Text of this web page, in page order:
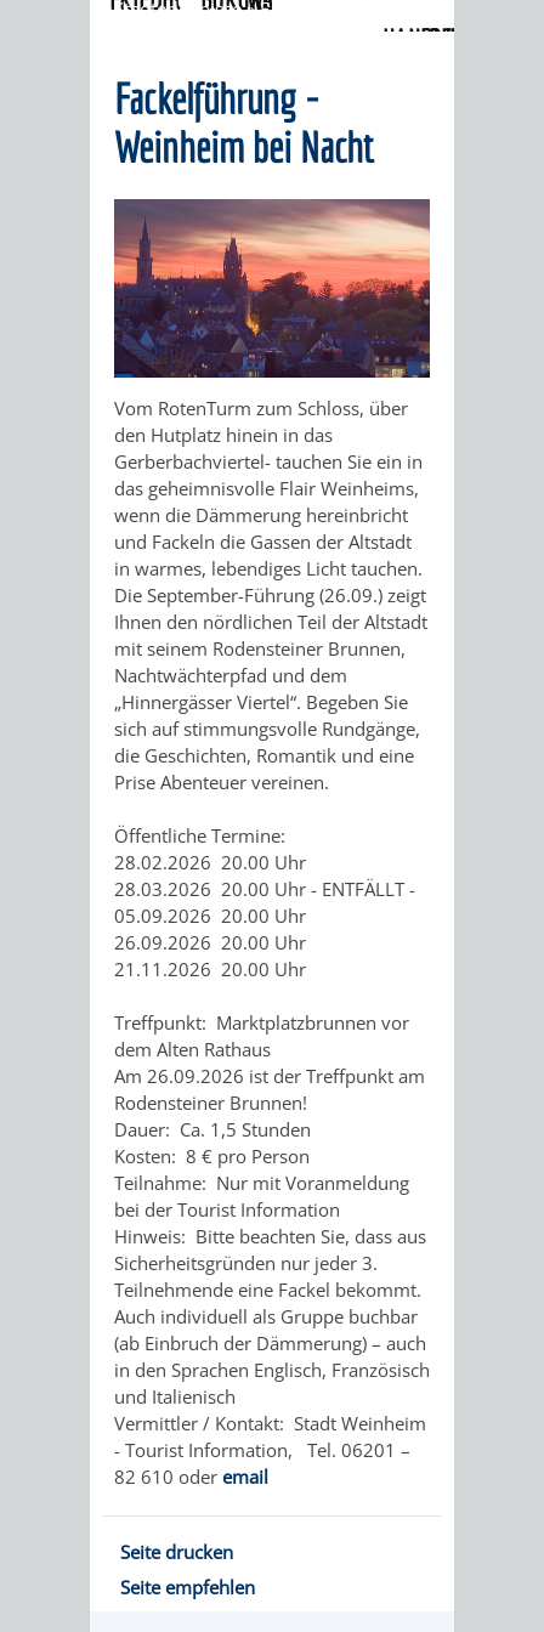
MUSEUM
IM
MUSEUM
INGRID-
NOLL-
WEG
MUNDART-
WEG
ZEIGMAL
- DIE
APP
STADTTEILE
AUSFLUGSZIELE
KLEINSTADTPERLEN
HITS
FÜR
KIDS
SECHS-
MÜHLEN-
TAL
BLOGGER
TOUR
WEG
HANDWERK
DES
AM
BRUNNEN
GELAUSCHT
LISTIG,
LUSTIG,
SKANDALÖS
MEIN
WEINHEIM
KURPFALZ
ÄRA
DREI
IN
EINER
Stadterlebnisse»Fackelführung
Fackelführung -
Weinheim bei Nacht
Vom RotenTurm zum Schloss, über
den Hutplatz hinein in das
Gerberbachviertel- tauchen Sie ein in
das geheimnisvolle Flair Weinheims,
wenn die Dämmerung hereinbricht
und Fackeln die Gassen der Altstadt
in warmes, lebendiges Licht tauchen.
Die September-Führung (26.09.) zeigt
Ihnen den nördlichen Teil der Altstadt
mit seinem Rodensteiner Brunnen,
Nachtwächterpfad und dem
„Hinnergässer Viertel“. Begeben Sie
sich auf stimmungsvolle Rundgänge,
die Geschichten, Romantik und eine
Prise Abenteuer vereinen.
Öffentliche Termine:
28.02.2026 20.00 Uhr
28.03.2026 20.00 Uhr - ENTFÄLLT -
05.09.2026 20.00 Uhr
26.09.2026 20.00 Uhr
21.11.2026 20.00 Uhr
Treffpunkt: Marktplatzbrunnen vor
dem Alten Rathaus
Am 26.09.2026 ist der Treffpunkt am
Rodensteiner Brunnen!
Dauer: Ca. 1,5 Stunden
Kosten: 8 € pro Person
Teilnahme: Nur mit Voranmeldung
bei der Tourist Information
Hinweis: Bitte beachten Sie, dass aus
Sicherheitsgründen nur jeder 3.
Teilnehmende eine Fackel bekommt.
Auch individuell als Gruppe buchbar
(ab Einbruch der Dämmerung) – auch
in den Sprachen Englisch, Französisch
und Italienisch
Vermittler / Kontakt: Stadt Weinheim
- Tourist Information, Tel. 06201 –
82 610 oder email
Seite drucken
Seite empfehlen